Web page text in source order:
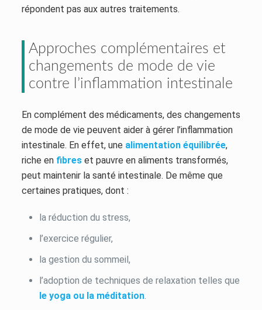
répondent pas aux autres traitements.
Approches complémentaires et
changements de mode de vie
contre l’inflammation intestinale
En complément des médicaments, des changements
de mode de vie peuvent aider à gérer l’inflammation
intestinale. En effet, une alimentation équilibrée,
riche en fibreset pauvre en aliments transformés,
peut maintenir la santé intestinale. De même que
certaines pratiques, dont :
la réduction du stress,
l’exercice régulier,
la gestion du sommeil,
l’adoption de techniques de relaxation telles que
le yoga ou la méditation.